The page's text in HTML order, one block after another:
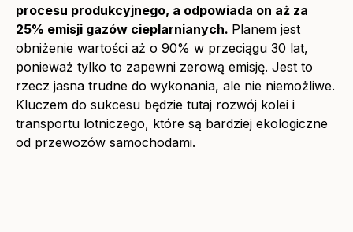
procesu produkcyjnego, a odpowiada on aż za
25% emisji gazów cieplarnianych. Planem jest
obniżenie wartości aż o 90% w przeciągu 30 lat,
ponieważ tylko to zapewni zerową emisję. Jest to
rzecz jasna trudne do wykonania, ale nie niemożliwe.
Kluczem do sukcesu będzie tutaj rozwój kolei i
transportu lotniczego, które są bardziej ekologiczne
od przewozów samochodami.